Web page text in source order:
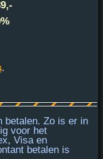
.
betalen. Zo is er in
voor het
Visa en
betalen is